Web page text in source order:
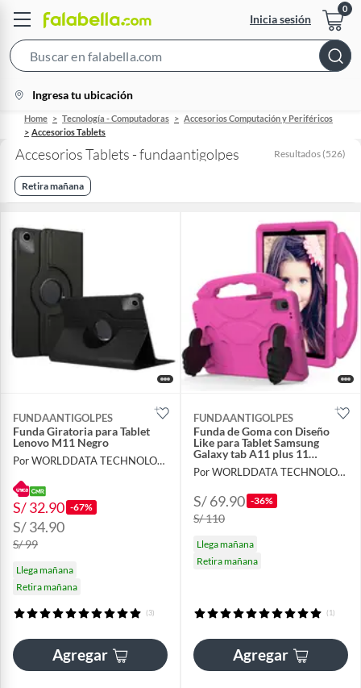
Inicia sesión
Bar
location-
icon
Ingresa tu ubicación
Home Tecnología - Computadoras
Accesorios Computación y Periféricos
Accesorios Tablets
Accesorios Tablets - fundaantigolpes Resultados (526)
Retira mañana
FUNDAANTIGOLPES
Funda Giratoria para Tablet
Lenovo M11 Negro
Por WORLDDATA TECHNOLOGY S.A.C
S/ 32.90 -67%
S/ 34.90
S/ 99
Llega mañana
Retira mañana
(3)
Agregar
FUNDAANTIGOLPES
Funda de Goma con Diseño
Like para Tablet Samsung
Galaxy tab A11 plus 11
FUCSIA
Por WORLDDATA TECHNOLOGY S.A.C
S/ 69.90 -36%
S/ 110
Llega mañana
Retira mañana
(1)
Agregar